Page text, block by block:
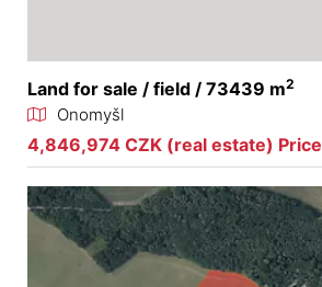
Land for sale / field / 73439 m2
Onomyšl
4,846,974 CZK (real estate) Price